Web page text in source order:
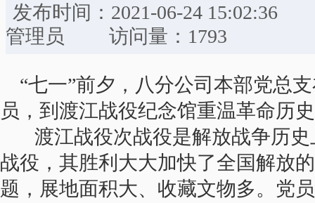
发布时间：2021-06-24
管理员 访问量：1793
“七一”前夕，八分公司本部党总
员，到渡江战役纪念馆重温革命历
渡江战役次战役是解放战争历史
战役，其胜利大大加快了全国解放
题，展地面积大、收藏文物多。党